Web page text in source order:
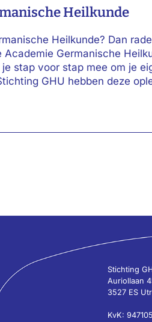
Heilkunde
Heilkunde? Dan
Germanische
stap voor stap mee om je
GHU hebben deze
Stichting
Auriollaan
3527 ES
KvK: